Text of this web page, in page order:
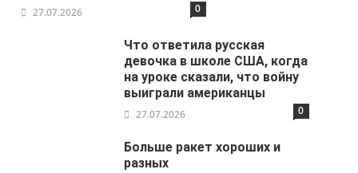
27.07.2026 0
Что ответила русская
девочка в школе США, когда
на уроке сказали, что войну
выиграли американцы
27.07.2026 0
Больше ракет хороших и
разных